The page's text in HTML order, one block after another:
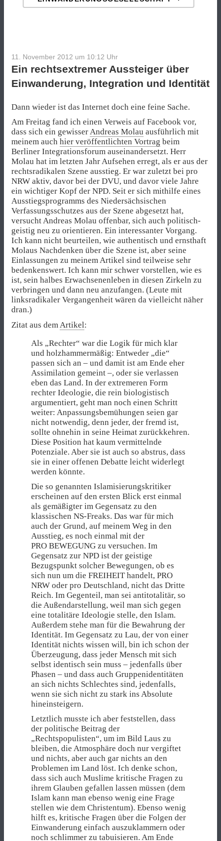
11. November 2012 um 10:12 Uhr
Ein rechtsextremer Aussteiger über
Einwanderung, Integration und Identität
Dann wieder ist das Internet doch eine feine Sache.
Am Freitag fand ich einen Verweis auf Facebook vor,
dass sich ein gewisserAndreas Molau ausführlich mit
meinem auch hier veröffentlichten Vortrag beim
Berliner Integrationsforum auseinandersetzt. Herr
Molau hat im letzten Jahr Aufsehen erregt, als er aus der
rechtsradikalen Szene ausstieg. Er war zuletzt bei pro
NRW aktiv, davor bei der DVU, und davor viele Jahre
ein wichtiger Kopf der NPD. Seit er sich mithilfe eines
Ausstiegsprogramms des Niedersächsischen
Verfassungsschutzes aus der Szene abgesetzt hat,
versucht Andreas Molau offenbar, sich auch politisch-
geistig neu zu orientieren. Ein interessanter Vorgang.
Ich kann nicht beurteilen, wie authentisch und ernsthaft
Molaus Nachdenken über die Szene ist, aber seine
Einlassungen zu meinem Artikel sind teilweise sehr
bedenkenswert. Ich kann mir schwer vorstellen, wie es
ist, sein halbes Erwachsenenleben in diesen Zirkeln zu
verbringen und dann neu anzufangen. (Leute mit
linksradikaler Vergangenheit wären da vielleicht näher
dran.)
Zitat aus dem Artikel:
Als „Rechter“ war die Logik für mich klar
und holzhammermäßig: Entweder „die“
passen sich an – und damit ist am Ende eher
Assimilation gemeint –, oder sie verlassen
eben das Land. In der extremeren Form
rechter Ideologie, die rein biologistisch
argumentiert, geht man noch einen Schritt
weiter: Anpassungsbemühungen seien gar
nicht notwendig, denn jeder, der fremd ist,
sollte ohnehin in seine Heimat zurückkehren.
Diese Position hat kaum vermittelnde
Potenziale. Aber sie ist auch so abstrus, dass
sie in einer offenen Debatte leicht widerlegt
werden könnte.
Die so genannten Islamisierungskritiker
erscheinen auf den ersten Blick erst einmal
als gemäßigter im Gegensatz zu den
klassischen NS-Freaks. Das war für mich
auch der Grund, auf meinem Weg in den
Ausstieg, es noch einmal mit der
PRO BEWEGUNG zu versuchen. Im
Gegensatz zur NPD ist der geistige
Bezugspunkt solcher Bewegungen, ob es
sich nun um die FREIHEIT handelt, PRO
NRW oder pro Deutschland, nicht das Dritte
Reich. Im Gegenteil, man sei antitotalitär, so
die Außendarstellung, weil man sich gegen
eine totalitäre Ideologie stelle, den Islam.
Außerdem stehe man für die Bewahrung der
Identität. Im Gegensatz zu Lau, der von einer
Identität nichts wissen will, bin ich schon der
Überzeugung, dass jeder Mensch mit sich
selbst identisch sein muss – jedenfalls über
Phasen – und dass auch Gruppenidentitäten
an sich nichts Schlechtes sind, jedenfalls,
wenn sie sich nicht zu stark ins Absolute
hineinsteigern.
Letztlich musste ich aber feststellen, dass
der politische Beitrag der
„Rechtspopulisten“, um im Bild Laus zu
bleiben, die Atmosphäre doch nur vergiftet
und nichts, aber auch gar nichts an den
Problemen im Land löst. Ich denke schon,
dass sich auch Muslime kritische Fragen zu
ihrem Glauben gefallen lassen müssen (dem
Islam kann man ebenso wenig eine Frage
stellen wie dem Christentum). Ebenso wenig
hilft es, kritische Fragen über die Folgen der
Einwanderung einfach auszuklammern oder
noch schlimmer zu tabuisieren. Am Ende